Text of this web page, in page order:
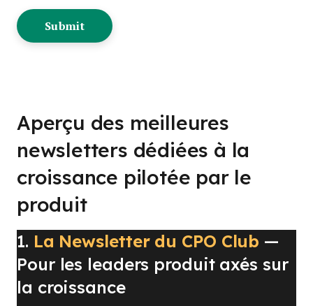
Aperçu des meilleures
newsletters dédiées à la
croissance pilotée par le
produit
1. La Newsletter du CPO Club —
Pour les leaders produit axés sur
la croissance